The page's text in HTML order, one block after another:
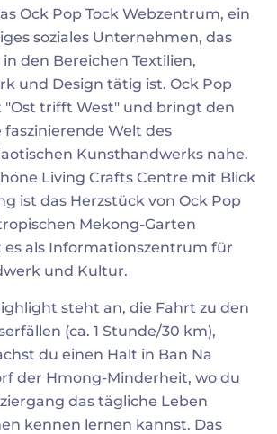
Ock Pop Tock Webzentrum, ein
soziales Unternehmen, das
den Bereichen Textilien,
und Design tätig ist. Ock Pop
"Ost trifft West" und bringt den
faszinierende Welt des
Kunsthandwerks nahe.
Living Crafts Centre mit Blick
ist das Herzstück von Ock Pop
Mekong-Garten
es als Informationszentrum für
und Kultur.
steht an, die Fahrt zu den
(ca. 1 Stunde/30 km),
du einen Halt in Ban Na
der Hmong-Minderheit, wo du
das tägliche Leben
kennen lernen kannst. Das